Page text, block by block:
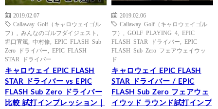
2019.02.07
Callaway Golf（キャロウェイゴル
フ）
みんなのゴルフダイジェスト
堀口宜篤
中村修
EPIC FLASH Sub
Zero ドライバー
EPIC FLASH
STAR ドライバー
キャロウェイ EPIC FLASH
STAR ドライバー vs EPIC
FLASH Sub Zero ドライバー
比較 試打インプレッション｜
2019.02.06
Callaway Golf（キャロウェイゴル
フ）
GOLF PLAYING 4
EPIC
FLASH STAR ドライバー
EPIC
FLASH Sub Zero フェアウェイウッ
ド
キャロウェイ EPIC FLASH
STAR ドライバー / EPIC
FLASH Sub Zero フェアウェ
イウッド ラウンド試打インプ